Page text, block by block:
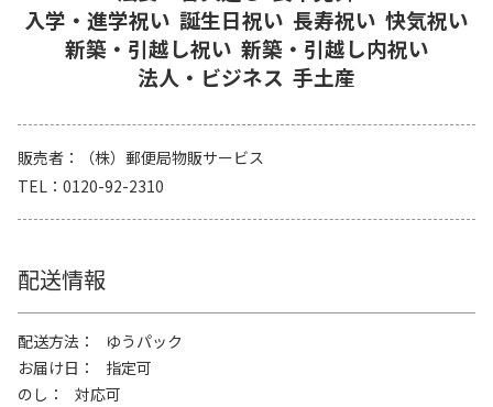
入学・進学祝い 誕生日祝い 長寿祝い 快気祝い
新築・引越し祝い 新築・引越し内祝い
法人・ビジネス 手土産
販売者
（株）郵便局物販サービス
TEL
0120-92-2310
配送情報
配送方法
ゆうパック
お届け日
指定可
のし
対応可